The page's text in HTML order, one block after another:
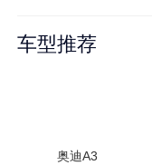
车型推荐
奥迪A3